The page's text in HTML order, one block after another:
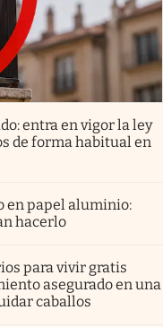
entra en vigor la ley
de forma habitual en
en papel aluminio:
hacerlo
para vivir gratis
asegurado en una
caballos